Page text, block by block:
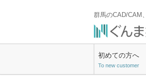
群馬のCAD/CAM
初めての方へ
To new customer